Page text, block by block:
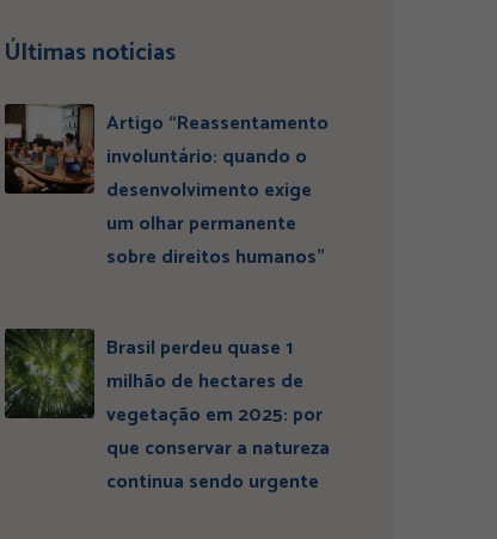
Últimas notícias
Artigo “Reassentamento
involuntário: quando o
desenvolvimento exige
um olhar permanente
sobre direitos humanos”
Brasil perdeu quase 1
milhão de hectares de
vegetação em 2025: por
que conservar a natureza
continua sendo urgente